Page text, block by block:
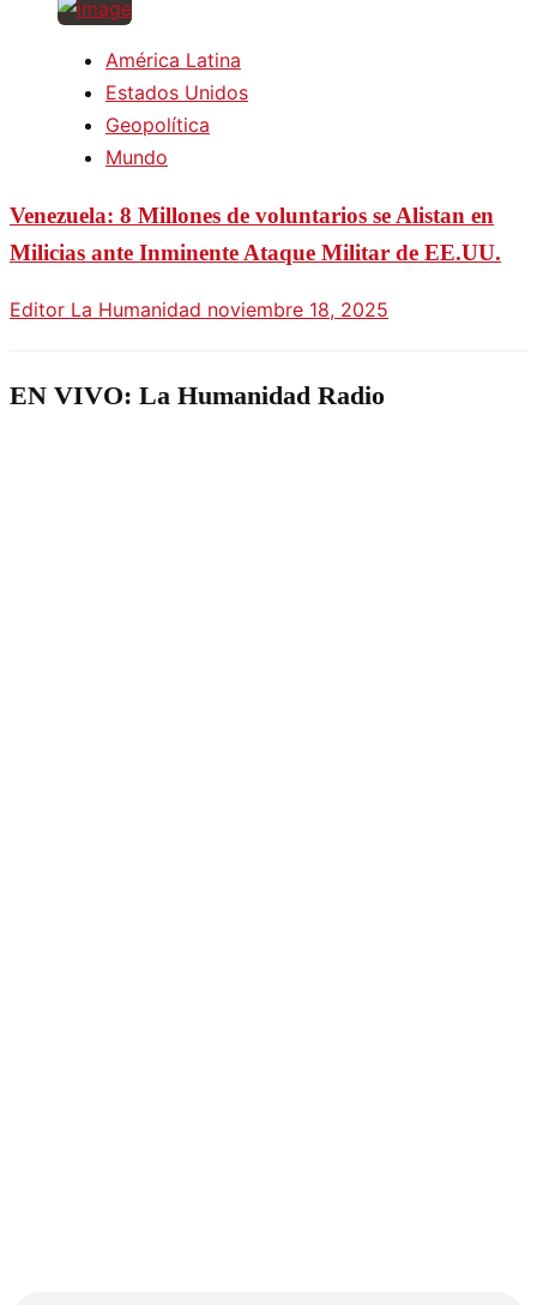
América Latina
Estados Unidos
Geopolítica
Mundo
Venezuela: 8 Millones de voluntarios se Alistan en
Milicias ante Inminente Ataque Militar de EE.UU.
Editor La Humanidad noviembre 18, 2025
EN VIVO: La Humanidad Radio